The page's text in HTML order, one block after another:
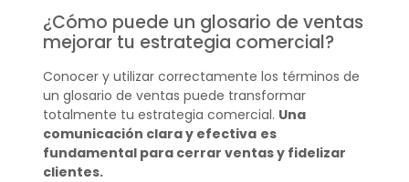
¿Cómo puede un glosario de ventas
mejorar tu estrategia comercial?
Conocer y utilizar correctamente los términos de
un glosario de ventas puede transformar
totalmente tu estrategia comercial. Una
comunicación clara y efectiva es
fundamental para cerrar ventas y fidelizar
clientes.